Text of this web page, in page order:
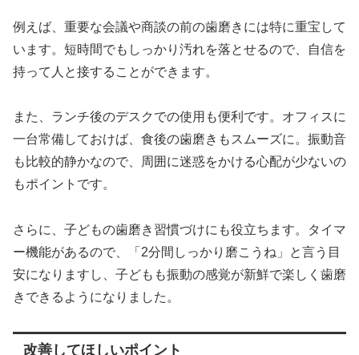
例えば、重要な会議や商談の前の歯磨きには特に重宝して
います。短時間でもしっかり汚れを落とせるので、自信を
持って人と接することができます。
また、ランチ後のデスクでの使用も便利です。オフィスに
一台常備しておけば、食後の歯磨きもスムーズに。振動音
も比較的静かなので、周囲に迷惑をかける心配が少ないの
もポイントです。
さらに、子どもの歯磨き習慣づけにも役立ちます。タイマ
ー機能があるので、「2分間しっかり磨こうね」と言う目
安になりますし、子どもも振動の感覚が新鮮で楽しく歯磨
きできるようになりました。
改善してほしいポイント